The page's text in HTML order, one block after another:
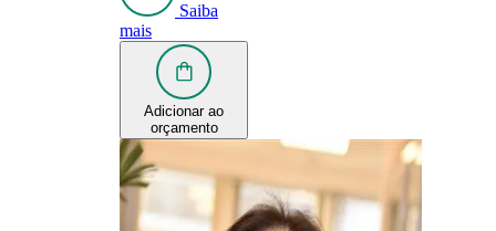
Saiba
mais
Adicionar ao
orçamento